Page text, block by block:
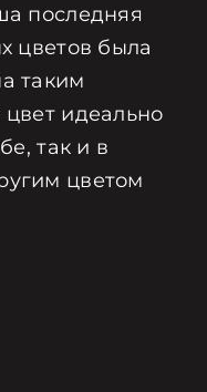
последняя
цветов была
таким
идеально
так и в
цветом